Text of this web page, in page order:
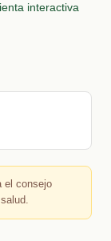
interactiva
el consejo